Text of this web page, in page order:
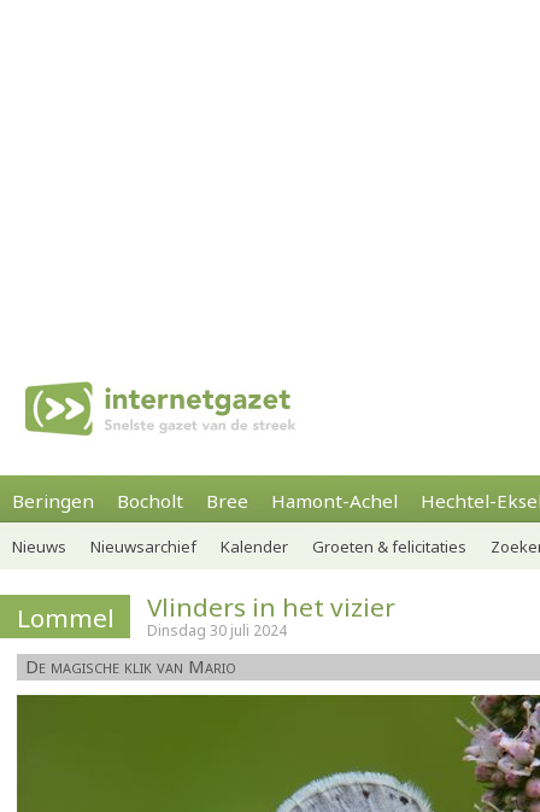
Beringen Bocholt Bree Hamont-Achel Hechtel-
Nieuws Nieuwsarchief Kalender Groeten & felicitaties
Lommel Vlinders in het vizier
Dinsdag 30 juli 2024
De magische klik van Mario